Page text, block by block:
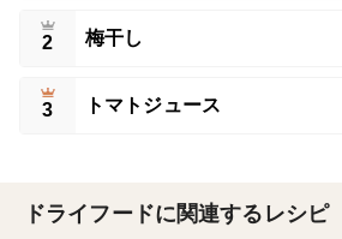
2 梅干し
3 トマトジュース
ドライフードに関連するレシピ